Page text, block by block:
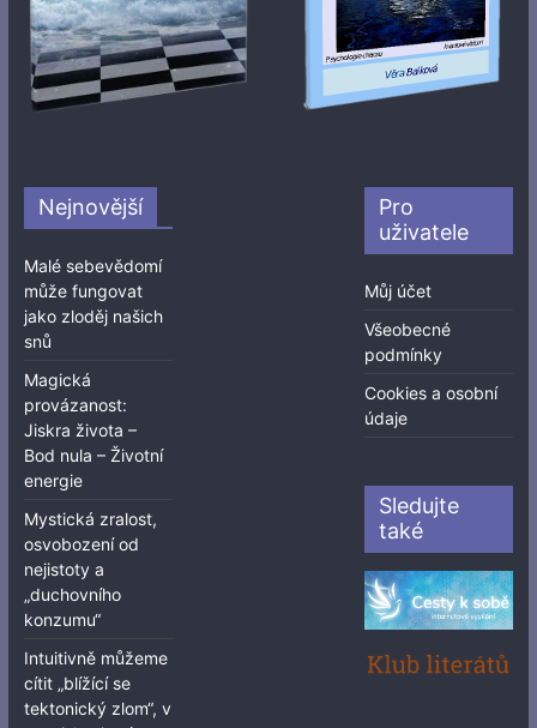
Nejnovější
Malé sebevědomí
může fungovat
jako zloděj našich
snů
Magická
provázanost:
Jiskra života –
Bod nula – Životní
energie
Mystická zralost,
osvobození od
nejistoty a
„duchovního
konzumu“
Intuitivně můžeme
cítit „blížící se
tektonický zlom“, v
Pro
uživatele
Můj účet
Všeobecné
podmínky
Cookies a osobní
údaje
Sledujte
také